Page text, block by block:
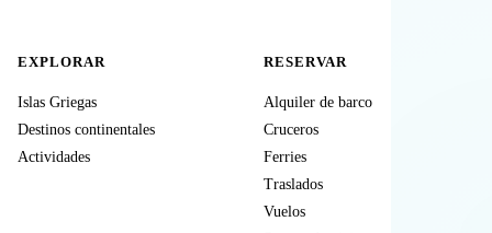
EXPLORAR
Islas Griegas
Destinos continentales
Actividades
RESERVAR
Alquiler de barco
Cruceros
Ferries
Traslados
Vuelos